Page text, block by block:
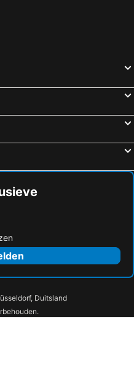
Duitsland